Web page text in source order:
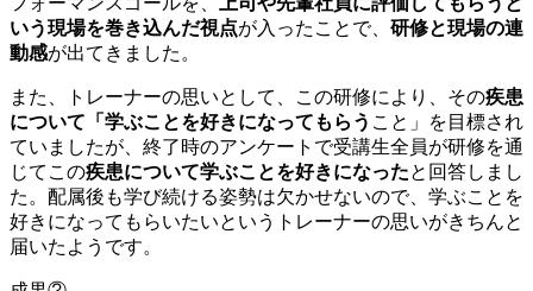
いう現場を巻き込んだ視点が入ったことで、 研修と現場の連
動感が出てきました。
また、トレーナーの思いとして、この研修により、その疾患
について「学ぶことを好きになってもらう こと」を目標され
ていましたが、終了時のアンケートで受講生全員が研修を通
じてこの疾患について学ぶことを好きになったと回答しまし
た。配属後も学び続ける姿勢は欠かせないので、学ぶことを
好きになってもらいたいというトレーナーの思いがきちんと
届いたようです。